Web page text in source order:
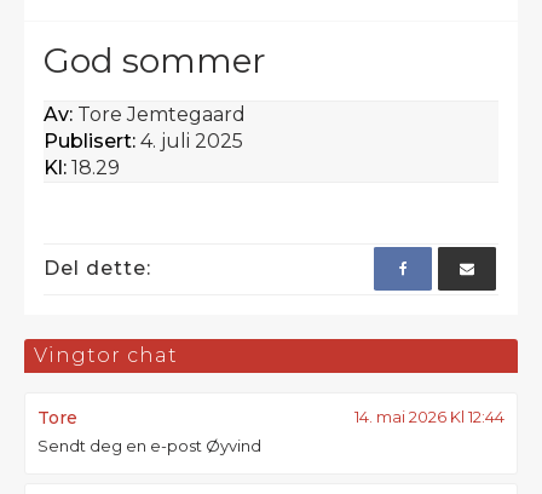
God sommer
Av: Tore Jemtegaard
Publisert: 4. juli 2025
Kl: 18.29
Del dette:
Vingtor chat
Tore 14. mai 2026 Kl 12:44
Sendt deg en e-post Øyvind